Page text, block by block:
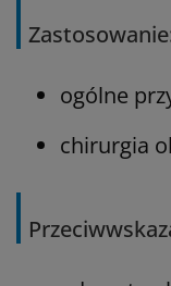
ogólne
chirurgia